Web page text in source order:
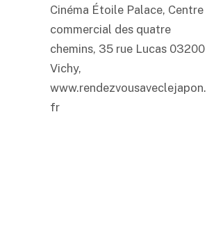
Cinéma Étoile Palace, Centre
commercial des quatre
chemins, 35 rue Lucas 03200
Vichy,
www.rendezvousaveclejapon.
fr